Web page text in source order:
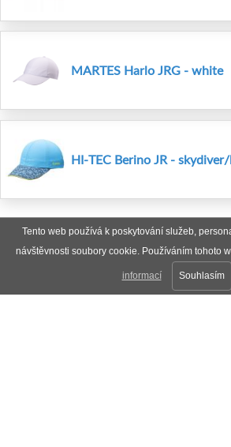
Tento web používá k poskytování služeb,
návštěvnosti soubory cookie. Používáním tohoto
informací Souhlasím
MARTES Harlo JRG - white
HI-TEC Berino JR -